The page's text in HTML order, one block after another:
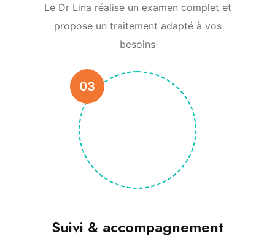
Le Dr Lina réalise un examen complet et
propose un traitement adapté à vos
besoins
03
Suivi & accompagnement